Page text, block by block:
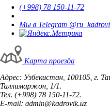
(+998) 78 150-11-72
Мы в Telegram
Карта проезда
Адрес: Узбекистан, 100105, г.
Таллимаржон, 1/1.
Тел. (+998) 78 150-11-72.
E-mail: admin@kadrovik.uz